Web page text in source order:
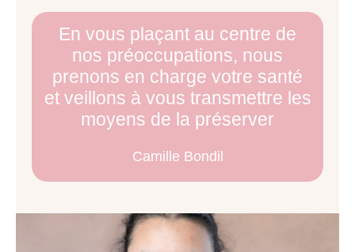
En vous plaçant au centre de
nos préoccupations, nous
prenons en charge votre santé
et veillons à vous transmettre les
moyens de la préserver
Camille Bondil